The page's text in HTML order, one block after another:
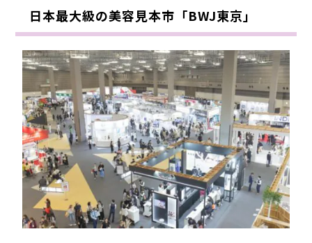
日本最大級の美容見本市「BWJ東京」